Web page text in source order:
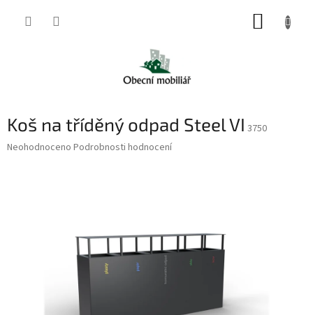
Koš na tříděný odpad Steel VI 3750
Průměrné
Neohodnoceno Podrobnosti hodnocení